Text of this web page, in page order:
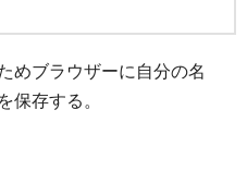
めブラウザーに自分の名
保存する。